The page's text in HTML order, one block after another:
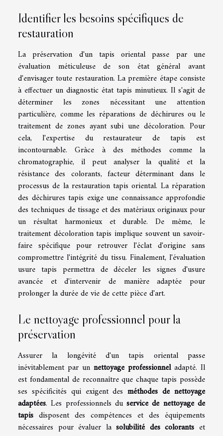
Identifier les besoins spécifiques de
restauration
La préservation d'un tapis oriental passe par une
évaluation méticuleuse de son état général avant
d'envisager toute restauration. La première étape consiste
à effectuer un diagnostic état tapis minutieux. Il s'agit de
déterminer les zones nécessitant une attention
particulière, comme les réparations de déchirures ou le
traitement de zones ayant subi une décoloration. Pour
cela, l'expertise du restaurateur de tapis est
incontournable. Grâce à des méthodes comme la
chromatographie, il peut analyser la qualité et la
résistance des colorants, facteur déterminant dans le
processus de la restauration tapis oriental. La réparation
des déchirures tapis exige une connaissance approfondie
des techniques de tissage et des matériaux originaux pour
un résultat harmonieux et durable. De même, le
traitement décoloration tapis implique souvent un savoir-
faire spécifique pour retrouver l'éclat d'origine sans
compromettre l'intégrité du tissu. Finalement, l'évaluation
usure tapis permettra de déceler les signes d'usure
avancée et d'intervenir de manière adaptée pour
prolonger la durée de vie de cette pièce d'art.
Le nettoyage professionnel pour la
préservation
Assurer la longévité d'un tapis oriental passe
inévitablement par un nettoyage professionneladapté. Il
est fondamental de reconnaître que chaque tapis possède
ses spécificités qui exigent desméthodes de nettoyage
adaptées. Les professionnels duservice de nettoyage de
tapis disposent des compétences et des équipements
nécessaires pour évaluer lasolubilité des colorants et